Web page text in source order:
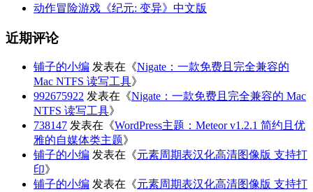
动作冒险游戏《纪元: 变异》中文版
近期评论
铺子的小编 发表在《Nigate：一款免费且完全兼容的
Mac NTFS 读写工具》
992675922 发表在《Nigate：一款免费且完全兼容的 Mac
NTFS 读写工具》
738147 发表在《WordPress主题：Meteor v1.2.1 简约且优
雅的自媒体类主题》
铺子的小编 发表在《元素周期表汉化高清图像版 支持打
印》
铺子的小编 发表在《元素周期表汉化高清图像版 支持打